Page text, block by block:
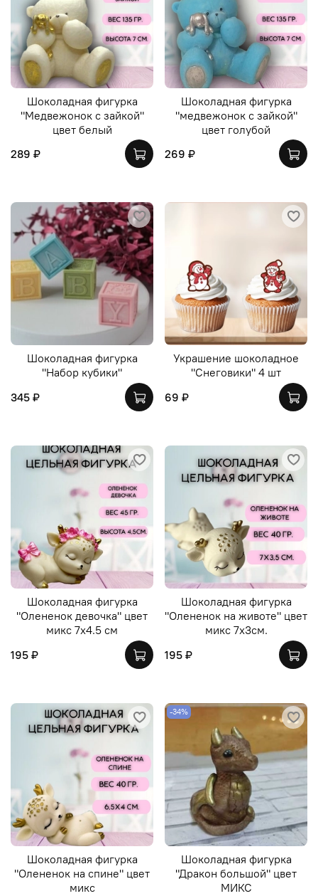
Шоколадная фигурка
"Медвежонок с зайкой"
цвет белый
289 ₽
Шоколадная фигурка
"медвежонок с зайкой"
цвет голубой
269 ₽
Шоколадная фигурка
"Набор кубики"
345 ₽
Украшение шоколадное
"Снеговики" 4 шт
69 ₽
Шоколадная фигурка
"Олененок девочка" цвет
микс 7х4.5 см
195 ₽
Шоколадная фигурка
"Олененок на животе" цвет
микс 7х3см.
195 ₽
Шоколадная фигурка
"Олененок на спине" цвет
микс
-34%
Шоколадная фигурка
"Дракон большой" цвет
МИКС